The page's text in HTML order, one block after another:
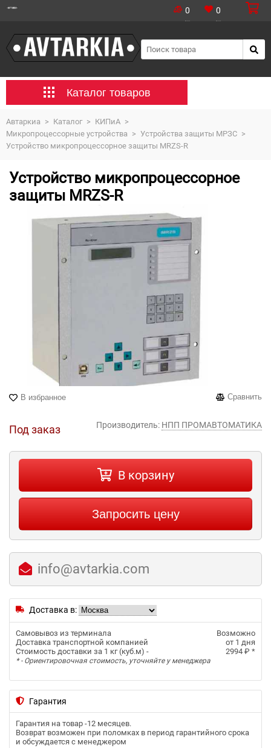
0 0
Каталог товаров
Автаркиа > Каталог > КИПиА >
Микропроцессорные устройства > Устройства защиты МРЗС >
Устройство микропроцессорное защиты MRZS-R
Устройство микропроцессорное
защиты MRZS-R
В избранное Сравнить
Под заказ Производитель: НПП ПРОМАВТОМАТИКА
В корзину
Запросить цену
info@avtarkia.com
Доставка в:
Самовывоз из терминала
Возможно
Доставка транспортной компанией
от 1 дня
Стоимость доставки за 1 кг (куб.м) -
2994 ₽ *
* - Ориентировочная стоимость, уточняйте у менеджера
Гарантия
Гарантия на товар -12 месяцев.
Возврат возможен при поломках в период гарантийного срока
и обсуждается с менеджером